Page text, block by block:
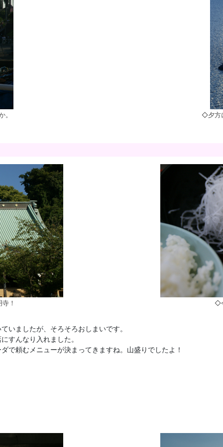
。 ◇夕方
！ ◇
いましたが、そろそろおしまいです。
すんなり入れました。
で頼むメニューが決まってきますね。山盛りでしたよ！